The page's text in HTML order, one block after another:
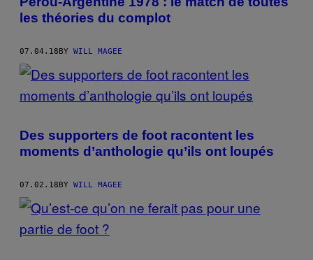
les théories du complot
07.04.18BY WILL MAGEE
Des supporters de foot racontent les
moments d’anthologie qu’ils ont loupés
07.02.18BY WILL MAGEE